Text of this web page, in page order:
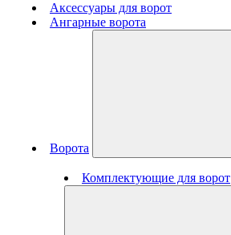
Аксессуары для ворот
Ангарные ворота
Ворота
Комплектующие для ворот